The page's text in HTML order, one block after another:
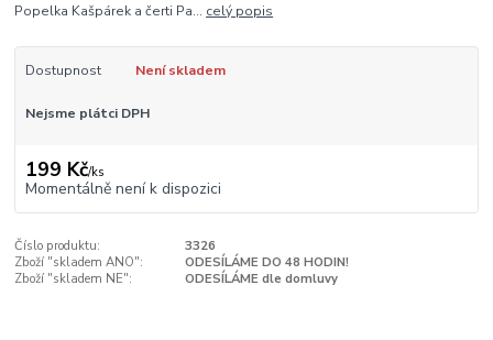
Popelka Kašpárek a čerti Pa... celý popis
Dostupnost Není skladem
Nejsme plátci DPH
199 Kč/ks
Momentálně není k dispozici
Číslo produktu:
3326
Zboží "skladem ANO":
ODESÍLÁME DO 48 HODIN!
Zboží "skladem NE":
ODESÍLÁME dle domluvy